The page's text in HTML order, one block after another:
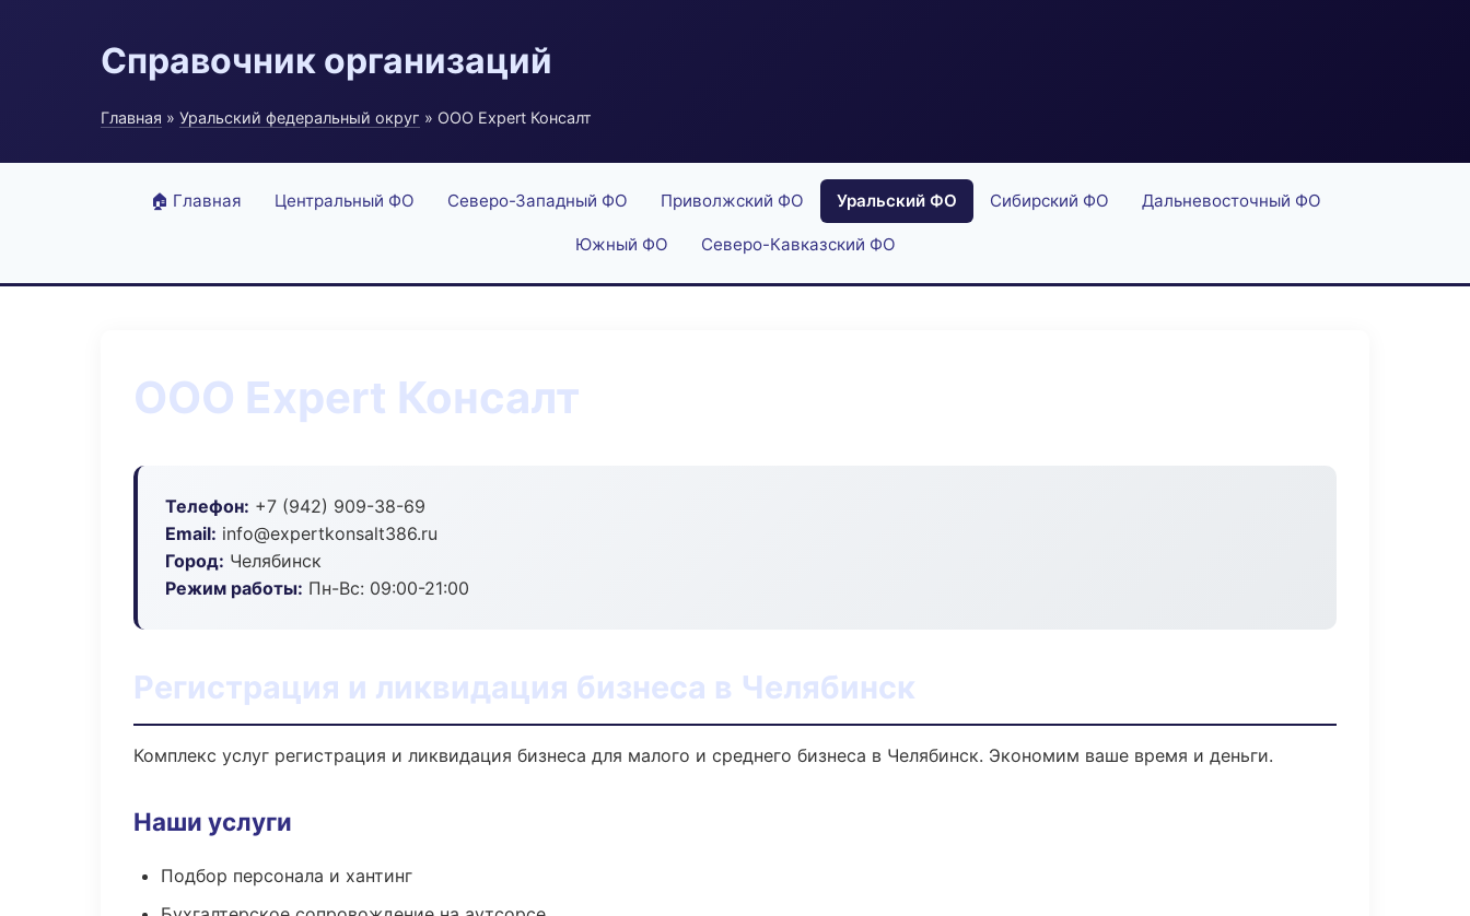
Справочник организаций
Главная » Уральский федеральный округ » ООО Expert Консалт
🏠 Главная Центральный ФО Северо-Западный ФО Приволжский ФО Уральский ФО Сибирский ФО Дальневосточный ФО
Южный ФО Северо-Кавказский ФО
ООО Expert Консалт
Телефон: +7 (942) 909-38-69
Email: info@expertkonsalt386.ru
Город: Челябинск
Режим работы: Пн-Вс: 09:00-21:00
Регистрация и ликвидация бизнеса в Челябинск
Комплекс услуг регистрация и ликвидация бизнеса для малого и среднего бизнеса в Челябинск. Экономим ваше время и деньги.
Наши услуги
Подбор персонала и хантинг